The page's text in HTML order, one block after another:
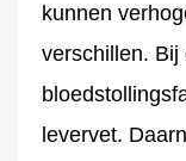
kunnen
verschillen. Bij
levervet.